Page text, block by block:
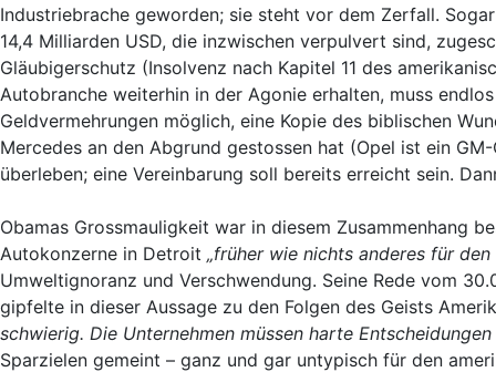
Industriebrache geworden; sie steht vor dem Zerfall.
14,4 Milliarden USD, die inzwischen verpulvert sind,
Gläubigerschutz (Insolvenz nach Kapitel 11 des
Autobranche weiterhin in der Agonie erhalten, muss
Geldvermehrungen möglich, eine Kopie des biblischen
Mercedes an den Abgrund gestossen hat (Opel ist ein
überleben; eine Vereinbarung soll bereits erreicht sein.
Obamas Grossmauligkeit war in diesem Zusammenhang
Autokonzerne in Detroit „früher wie nichts anderes für den
Umweltignoranz und Verschwendung. Seine Rede vom
gipfelte in dieser Aussage zu den Folgen des Geists
schwierig. Die Unternehmen müssen harte
Sparzielen gemeint – ganz und gar untypisch für den